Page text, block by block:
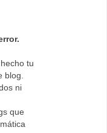
tu
blog.
ni
que